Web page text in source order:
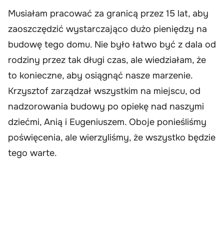
Musiałam pracować za granicą przez 15 lat, aby
zaoszczędzić wystarczająco dużo pieniędzy na
budowę tego domu. Nie było łatwo być z dala od
rodziny przez tak długi czas, ale wiedziałam, że
to konieczne, aby osiągnąć nasze marzenie.
Krzysztof zarządzał wszystkim na miejscu, od
nadzorowania budowy po opiekę nad naszymi
dziećmi, Anią i Eugeniuszem. Oboje ponieśliśmy
poświęcenia, ale wierzyliśmy, że wszystko będzie
tego warte.